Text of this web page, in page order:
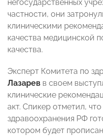
негосударственных
частности, они
клиническими
качества медицинской
качества.
Эксперт Комитета по
Лазарев в своем
клинические
акт. Спикер отметил,
здравоохранения РФ
котором будет